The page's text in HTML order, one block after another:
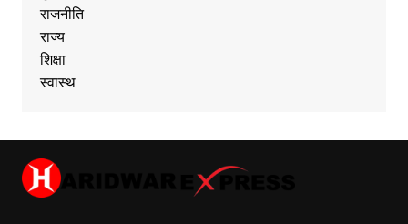
राजनीति
राज्य
शिक्षा
स्वास्थ